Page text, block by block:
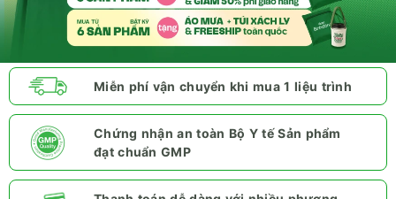
Miễn phí vận chuyển khi mua 1 liệu trình
Chứng nhận an toàn Bộ Y tế Sản phẩm
đạt chuẩn GMP